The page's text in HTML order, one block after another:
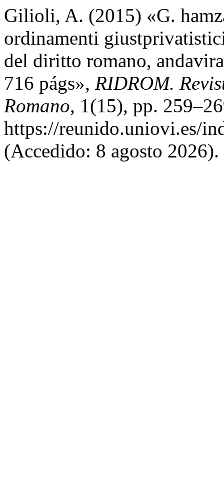
Gilioli, A. (2015) «G.
ordinamenti
del diritto romano,
716 págs», RIDROM.
Romano, 1(15), pp.
https://reunido.uniovi.es/
(Accedido: 8 agosto 2026).